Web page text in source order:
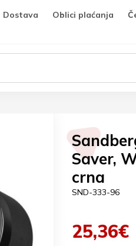
Dostava Oblici plaćanja
Saver,
crna
SND-333-96
25,36€